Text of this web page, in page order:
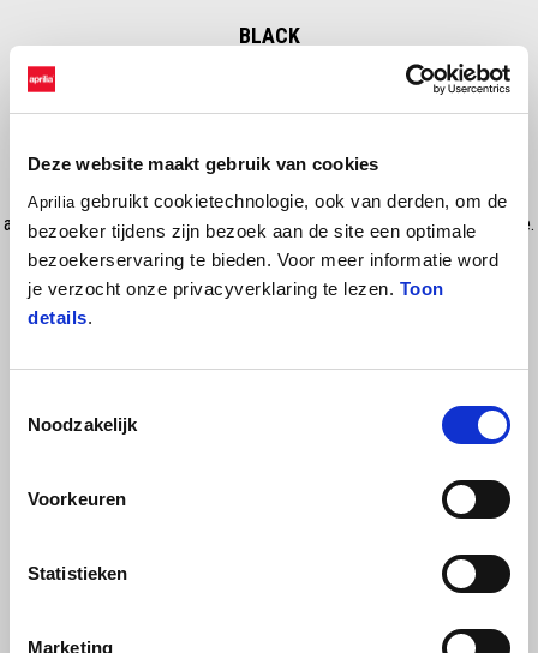
Deze website maakt gebruik van cookies
Aprilia gebruikt cookietechnologie, ook van derden, om de
bezoeker tijdens zijn bezoek aan de site een optimale
bezoekerservaring te bieden. Voor meer informatie word
je verzocht onze privacyverklaring te lezen. Toon
details.
Noodzakelijk
Voorkeuren
Statistieken
Marketing
BLACK
€ 30
The Aprilia cap, made with New Era Repreve material obtained from
recycled plastic bottles, is an excellent combination of sustainability
and style. The HD print of the Aprilia logo on the front catches the eye.
The detail of the D-ring closure and the rubber label on the woven
tongue on the back add a modern and personalized touch.